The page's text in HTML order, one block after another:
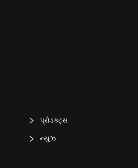
પ્રોડક્ટ્સ
ન્યુઝ